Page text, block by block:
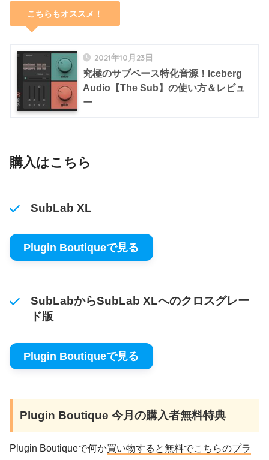
こちらもオススメ！
2021年10月23日
究極のサブベース特化音源！Iceberg
Audio【The Sub】の使い方＆レビュ
ー
購入はこちら
SubLab XL
Plugin Boutiqueで見る
SubLabからSubLab XLへのクロスグレー
ド版
Plugin Boutiqueで見る
Plugin Boutique 今月の購入者無料特典
Plugin Boutiqueで何か買い物すると無料でこちらのプラ